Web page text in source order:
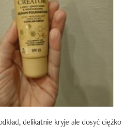
delikatnie kryje ale dosyć ciężko